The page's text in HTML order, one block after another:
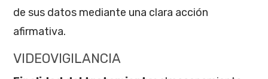
de sus datos mediante una clara acción
afirmativa.
VIDEOVIGILANCIA